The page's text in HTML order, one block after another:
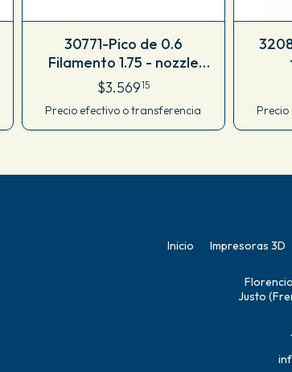
30771-Pico de 0.6
Filamento 1.75 - nozzle
hotend Volcano
$3.56915
Precio efectivo o transferencia
Inicio Impresoras 3D
Justo